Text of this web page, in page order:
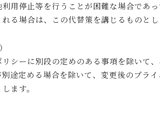
用停止等を行うことが困難な場合であ
る場合は、この代替策を講じるものとし
シーに別段の定めのある事項を除いて
途定める場合を除いて、変更後のプラ
ます。